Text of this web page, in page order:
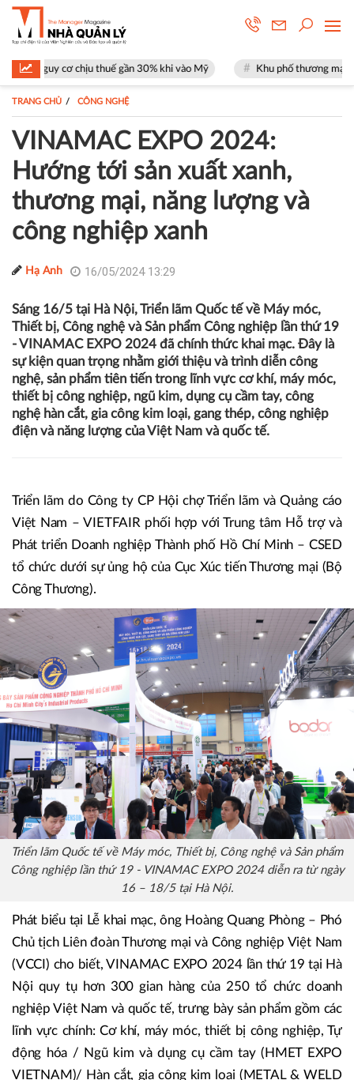
thuế gần 30% khi vào Mỹ Khu phố thương mại SOHO tại The
TRANG CHỦ CÔNG NGHỆ
VINAMAC EXPO 2024:
Hướng tới sản xuất xanh,
thương mại, năng lượng và
công nghiệp xanh
Hạ Anh 16/05/2024 13:29
Sáng 16/5 tại Hà Nội, Triển lãm Quốc tế về Máy móc,
Thiết bị, Công nghệ và Sản phẩm Công nghiệp lần thứ 19
thiết bị công nghiệp, ngũ kim, dụng cụ cầm tay, công
nghệ hàn cắt, gia công kim loại, gang thép, công nghiệp
điện và năng lượng của Việt Nam và quốc tế.
Triển lãm do Công ty CP Hội chợ Triển lãm và Quảng cáo
Việt Nam – VIETFAIR phối hợp với Trung tâm Hỗ trợ và
Phát triển Doanh nghiệp Thành phố Hồ Chí Minh – CSED
tổ chức dưới sự ủng hộ của Cục Xúc tiến Thương mại (Bộ
Công Thương).
Triển lãm Quốc tế về Máy móc, Thiết bị, Công nghệ và Sản phẩm
Công nghiệp lần thứ 19 - VINAMAC EXPO 2024 diễn ra từ ngày
16 – 18/5 tại Hà Nội.
Phát biểu tại Lễ khai mạc, ông Hoàng Quang Phòng – Phó
Chủ tịch Liên đoàn Thương mại và Công nghiệp Việt Nam
(VCCI) cho biết, VINAMAC EXPO 2024 lần thứ 19 tại Hà